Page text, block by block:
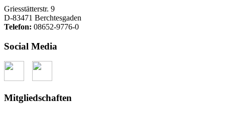
Griesstätterstr. 9
D-83471 Berchtesgaden
Telefon: 08652-9776-0
Social Media
Mitgliedschaften